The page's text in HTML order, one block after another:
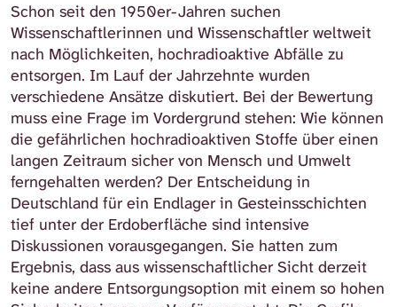
Schon seit den 1950er-Jahren suchen
Wissenschaftlerinnen und Wissenschaftler weltweit
nach Möglichkeiten, hochradioaktive Abfälle zu
entsorgen. Im Lauf der Jahrzehnte wurden
verschiedene Ansätze diskutiert. Bei der Bewertung
muss eine Frage im Vordergrund stehen: Wie können
die gefährlichen hochradioaktiven Stoffe über einen
langen Zeitraum sicher von Mensch und Umwelt
ferngehalten werden? Der Entscheidung in
Deutschland für ein Endlager in Gesteinsschichten
tief unter der Erdoberfläche sind intensive
Diskussionen vorausgegangen. Sie hatten zum
Ergebnis, dass aus wissenschaftlicher Sicht derzeit
keine andere Entsorgungsoption mit einem so hohen